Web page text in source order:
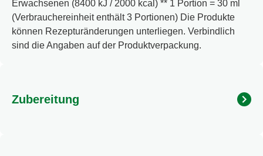
Erwachsenen (8400 kJ / 2000 kcal) ** 1 Portion = 30 ml
(Verbrauchereinheit enthält 3 Portionen) Die Produkte
können Rezepturänderungen unterliegen. Verbindlich
sind die Angaben auf der Produktverpackung.
Zubereitung